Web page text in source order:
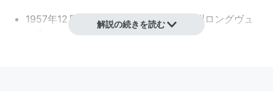
1957年12月15日、アメリカ／テキサス州ロングヴュ
解説の続きを読む